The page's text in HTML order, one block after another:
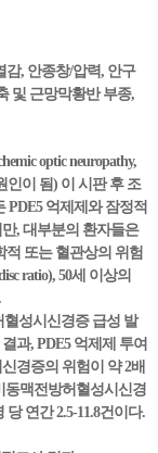
감, 안종창/압력, 안구
및 근망막황반 부종,
optic neuropathy,
인이 됨) 이 시판 후 조
PDE5 억제제와 잠정적
, 대부분의 환자들은
또는 혈관상의 위험
ratio), 50세 이상의
혈성시신경증 급성 발
과, PDE5 억제제 투여
경증의 위험이 약 2배
동맥전방허혈성시신경
당 연간 2.5-11.8건이다.